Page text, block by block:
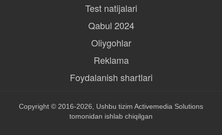
Test natijalari
Qabul 2024
Oliygohlar
Reklama
Foydalanish shartlari
Copyright © 2016-2026, Ushbu tizim Activemedia Solutions
tomonidan ishlab chiqilgan